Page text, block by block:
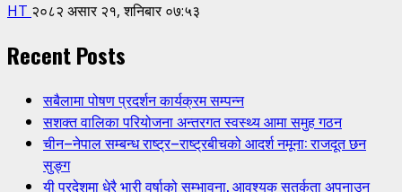
HT २०८२ असार २१, शनिबार ०७:५३
Recent Posts
सबैलामा पोषण प्रदर्शन कार्यक्रम सम्पन्न
सशक्त वालिका परियोजना अन्तरगत स्वस्थ्य आमा समुह गठन
चीन–नेपाल सम्बन्ध राष्ट्र–राष्ट्रबीचको आदर्श नमूना: राजदूत छन
सुङ्ग
यी प्रदेशमा धेरै भारी वर्षाको सम्भावना, आवश्यक सतर्कता अपनाउन